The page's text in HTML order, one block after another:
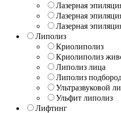
Лазерная
Лазерная
Лазерная
Липолиз
Криолиполиз
Криолиполиз
Липолиз лица
Липолиз
Ультразвуковой
Ульфит липолиз
Лифтинг